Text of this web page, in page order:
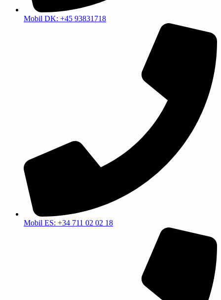
Mobil DK: +45 93831718
Mobil ES: +34 711 02 02 18